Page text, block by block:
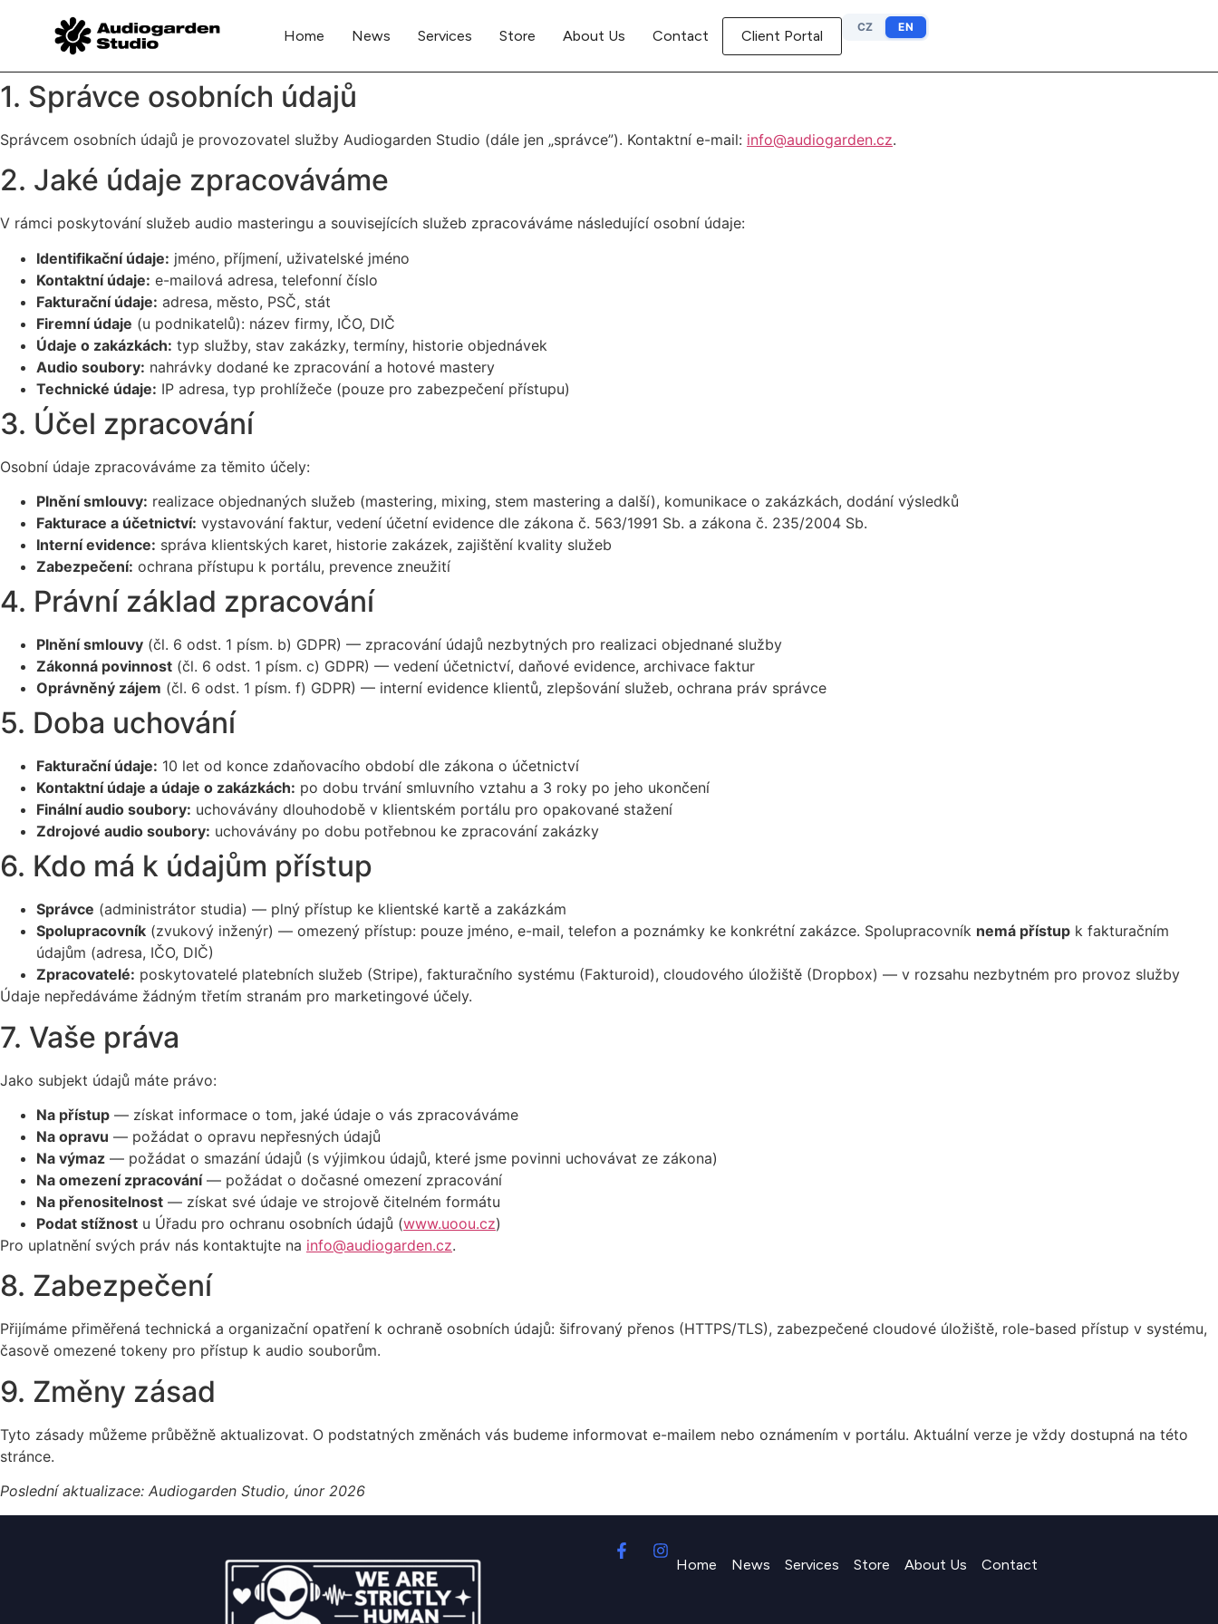
Home News Services Store About Us Contact Client Portal
CZ EN
1. Správce osobních údajů
Správcem osobních údajů je provozovatel služby Audiogarden Studio (dále jen „správce”). Kontaktní e-mail: info@audiogarden.cz.
2. Jaké údaje zpracováváme
V rámci poskytování služeb audio masteringu a souvisejících služeb zpracováváme následující osobní údaje:
Identifikační údaje: jméno, příjmení, uživatelské jméno
Kontaktní údaje: e-mailová adresa, telefonní číslo
Fakturační údaje: adresa, město, PSČ, stát
Firemní údaje (u podnikatelů): název firmy, IČO, DIČ
Údaje o zakázkách: typ služby, stav zakázky, termíny, historie objednávek
Audio soubory: nahrávky dodané ke zpracování a hotové mastery
Technické údaje: IP adresa, typ prohlížeče (pouze pro zabezpečení přístupu)
3. Účel zpracování
Osobní údaje zpracováváme za těmito účely:
Plnění smlouvy: realizace objednaných služeb (mastering, mixing, stem mastering a další), komunikace o zakázkách, dodání výsledků
Fakturace a účetnictví: vystavování faktur, vedení účetní evidence dle zákona č. 563/1991 Sb. a zákona č. 235/2004 Sb.
Interní evidence: správa klientských karet, historie zakázek, zajištění kvality služeb
Zabezpečení: ochrana přístupu k portálu, prevence zneužití
4. Právní základ zpracování
Plnění smlouvy (čl. 6 odst. 1 písm. b) GDPR) — zpracování údajů nezbytných pro realizaci objednané služby
Zákonná povinnost (čl. 6 odst. 1 písm. c) GDPR) — vedení účetnictví, daňové evidence, archivace faktur
Oprávněný zájem (čl. 6 odst. 1 písm. f) GDPR) — interní evidence klientů, zlepšování služeb, ochrana práv správce
5. Doba uchování
Fakturační údaje: 10 let od konce zdaňovacího období dle zákona o účetnictví
Kontaktní údaje a údaje o zakázkách: po dobu trvání smluvního vztahu a 3 roky po jeho ukončení
Finální audio soubory: uchovávány dlouhodobě v klientském portálu pro opakované stažení
Zdrojové audio soubory: uchovávány po dobu potřebnou ke zpracování zakázky
6. Kdo má k údajům přístup
Správce (administrátor studia) — plný přístup ke klientské kartě a zakázkám
Spolupracovník (zvukový inženýr) — omezený přístup: pouze jméno, e-mail, telefon a poznámky ke konkrétní zakázce. Spolupracovník nemá přístup k fakturačním
údajům (adresa, IČO, DIČ)
Zpracovatelé: poskytovatelé platebních služeb (Stripe), fakturačního systému (Fakturoid), cloudového úložiště (Dropbox) — v rozsahu nezbytném pro provoz služby
Údaje nepředáváme žádným třetím stranám pro marketingové účely.
7. Vaše práva
Jako subjekt údajů máte právo:
Na přístup — získat informace o tom, jaké údaje o vás zpracováváme
Na opravu — požádat o opravu nepřesných údajů
Na výmaz — požádat o smazání údajů (s výjimkou údajů, které jsme povinni uchovávat ze zákona)
Na omezení zpracování— požádat o dočasné omezení zpracování
Na přenositelnost — získat své údaje ve strojově čitelném formátu
Podat stížnost u Úřadu pro ochranu osobních údajů (www.uoou.cz)
Pro uplatnění svých práv nás kontaktujte na info@audiogarden.cz.
8. Zabezpečení
Přijímáme přiměřená technická a organizační opatření k ochraně osobních údajů: šifrovaný přenos (HTTPS/TLS), zabezpečené cloudové úložiště, role-based přístup v systému,
časově omezené tokeny pro přístup k audio souborům.
9. Změny zásad
Tyto zásady můžeme průběžně aktualizovat. O podstatných změnách vás budeme informovat e-mailem nebo oznámením v portálu. Aktuální verze je vždy dostupná na této
stránce.
Poslední aktualizace: Audiogarden Studio, únor 2026
Home News Services Store About Us Contact